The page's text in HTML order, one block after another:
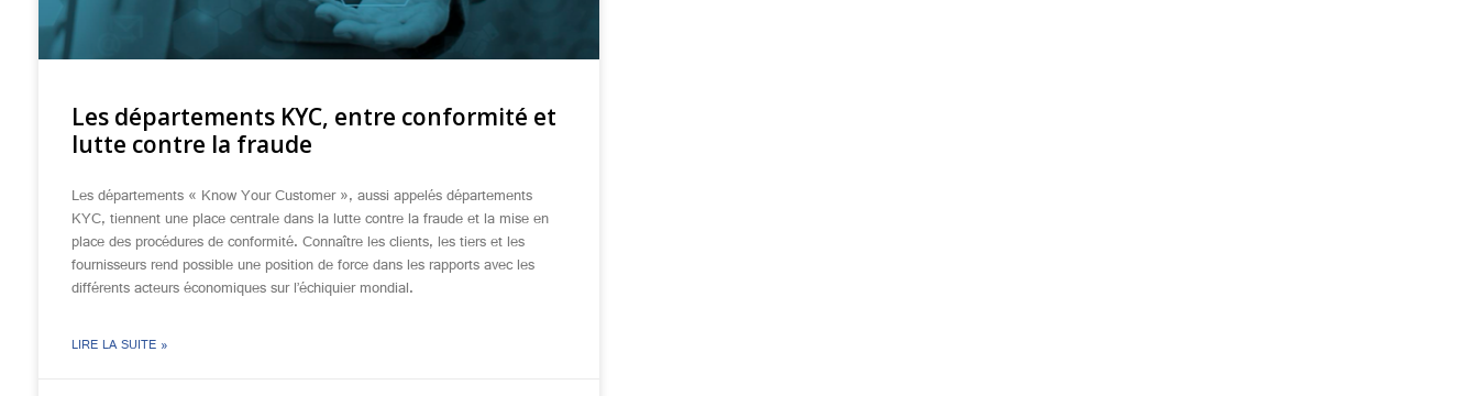
Les départements KYC, entre conformité et
lutte contre la fraude
Les départements « Know Your Customer », aussi appelés départements
KYC, tiennent une place centrale dans la lutte contre la fraude et la mise en
place des procédures de conformité. Connaître les clients, les tiers et les
fournisseurs rend possible une position de force dans les rapports avec les
différents acteurs économiques sur l’échiquier mondial.
LIRE LA SUITE »